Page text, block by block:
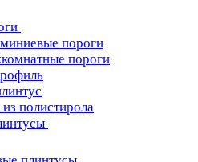
пороги
пороги
полистирола